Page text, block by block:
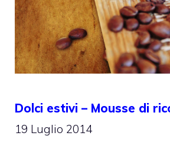
Dolci estivi – Mousse di
19 Luglio 2014